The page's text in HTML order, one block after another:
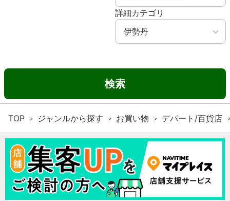
詳細カテゴリ
検索
TOP ジャンルから探す お買い物 デパート/百貨店